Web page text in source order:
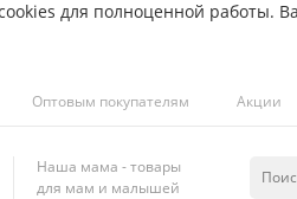
для полноценной работы.
Оптовым покупателям Акции
Наша мама - товары
для мам и малышей